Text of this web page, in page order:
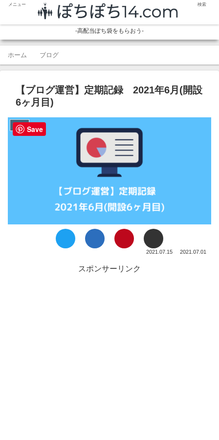
-高配当ぽち袋をもらおう-
ホーム ブログ
【ブログ運営】定期記録 2021年6月(開設
6ヶ月目)
ブログ
2021.07.15 2021.07.01
スポンサーリンク
メニュー 検索
Save